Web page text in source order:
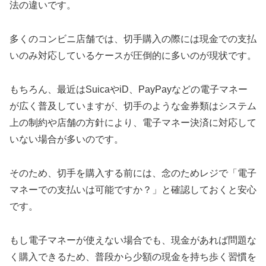
法の違いです。
多くのコンビニ店舗では、切手購入の際には現金での支払
いのみ対応しているケースが圧倒的に多いのが現状です。
もちろん、最近はSuicaやiD、PayPayなどの電子マネー
が広く普及していますが、切手のような金券類はシステム
上の制約や店舗の方針により、電子マネー決済に対応して
いない場合が多いのです。
そのため、切手を購入する前には、念のためレジで「電子
マネーでの支払いは可能ですか？」と確認しておくと安心
です。
もし電子マネーが使えない場合でも、現金があれば問題な
く購入できるため、普段から少額の現金を持ち歩く習慣を